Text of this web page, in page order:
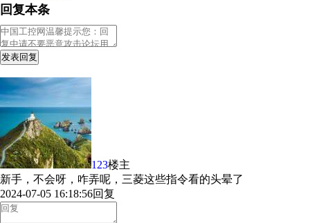
回复本条
发表回复
123楼主
新手，不会呀，咋弄呢，三菱这些指令看的头晕了
2024-07-05 16:18:56回复